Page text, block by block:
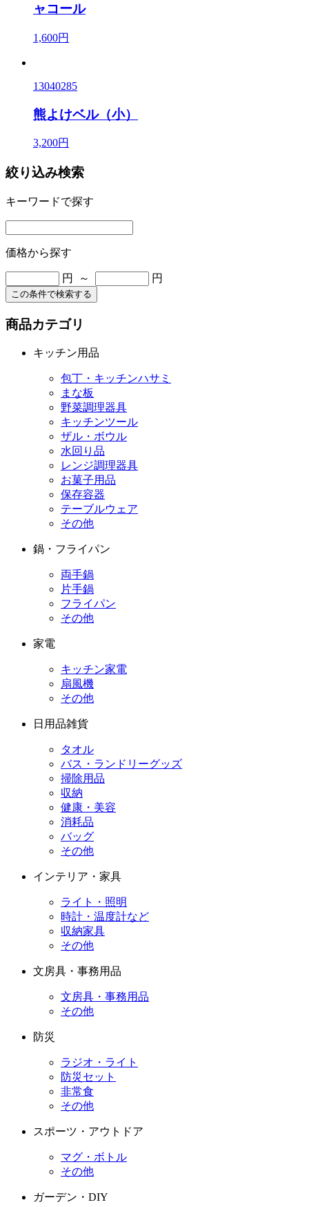
ャコール
1,600円
13040285
熊よけベル（小）
3,200円
絞り込み検索
キーワードで探す
価格から探す
円 ～ 円
この条件で検索する
商品カテゴリ
キッチン用品
包丁・キッチンハサミ
まな板
野菜調理器具
キッチンツール
ザル・ボウル
水回り品
レンジ調理器具
お菓子用品
保存容器
テーブルウェア
その他
鍋・フライパン
両手鍋
片手鍋
フライパン
その他
家電
キッチン家電
扇風機
その他
日用品雑貨
タオル
バス・ランドリーグッズ
掃除用品
収納
健康・美容
消耗品
バッグ
その他
インテリア・家具
ライト・照明
時計・温度計など
収納家具
その他
文房具・事務用品
文房具・事務用品
その他
防災
ラジオ・ライト
防災セット
非常食
その他
スポーツ・アウトドア
マグ・ボトル
その他
ガーデン・DIY